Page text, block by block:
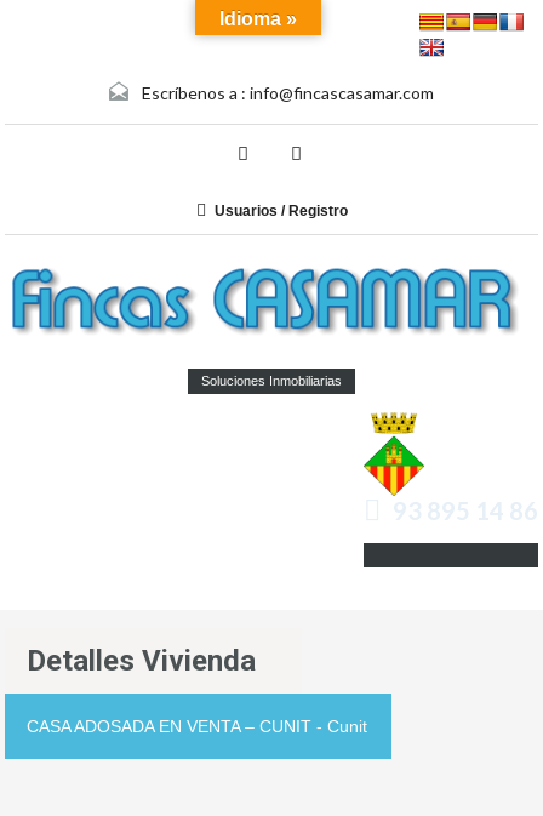
Escríbenos a : info@fincascasamar.com
Usuarios / Registro
Soluciones Inmobiliarias
93 895 14 86
Detalles Vivienda
CASA ADOSADA EN VENTA – CUNIT - Cunit
Idioma »